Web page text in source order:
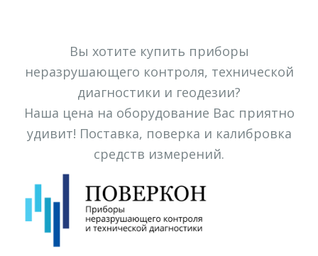
Вы хотите купить приборы
неразрушающего контроля, технической
диагностики и геодезии?
Наша цена на оборудование Вас приятно
удивит! Поставка, поверка и калибровка
средств измерений.